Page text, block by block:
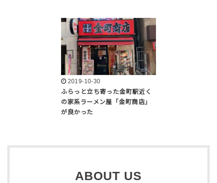
2019-10-30
ふらっと立ち寄った金町駅近く
の家系ラーメン屋「金町商店」
が良かった
ABOUT US